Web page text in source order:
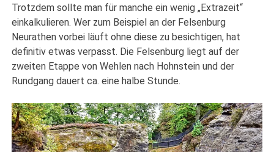
Trotzdem sollte man für manche ein wenig „Extrazeit“
einkalkulieren. Wer zum Beispiel an der Felsenburg
Neurathen vorbei läuft ohne diese zu besichtigen, hat
definitiv etwas verpasst. Die Felsenburg liegt auf der
zweiten Etappe von Wehlen nach Hohnstein und der
Rundgang dauert ca. eine halbe Stunde.